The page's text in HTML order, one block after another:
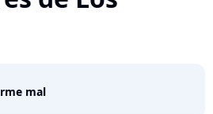
mal